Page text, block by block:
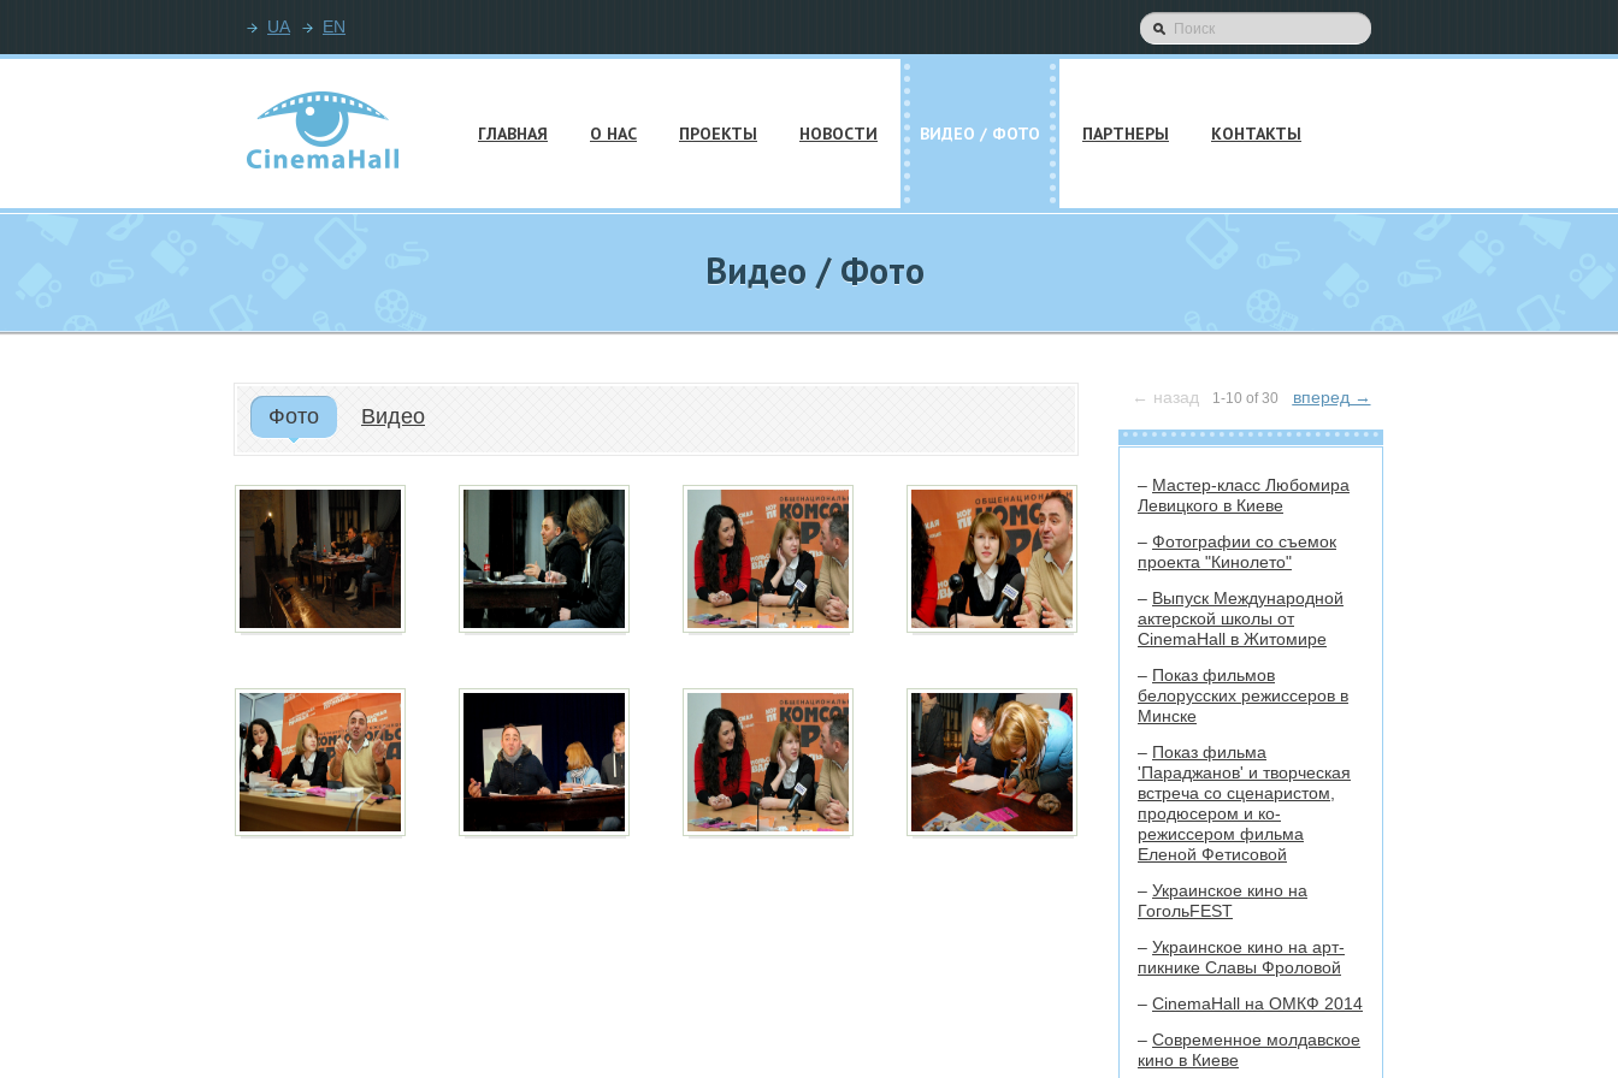
UA EN
ГЛАВНАЯ О НАС ПРОЕКТЫ НОВОСТИ ВИДЕО / ФОТО ПАРТНЕРЫ КОНТАКТЫ
Видео / Фото
Фото Видео
← назад 1-10 of 30 вперед →
– Мастер-класс Любомира
Левицкого в Киеве
– Фотографии со съемок
проекта "Кинолето"
– Выпуск Международной
актерской школы от
CinemaHall в Житомире
– Показ фильмов
белорусских режиссеров в
Минске
– Показ фильма
'Параджанов' и творческая
встреча со сценаристом,
продюсером и ко-
режиссером фильма
Еленой Фетисовой
– Украинское кино на
ГогольFEST
– Украинское кино на арт-
пикнике Славы Фроловой
– CinemaHall на ОМКФ 2014
– Современное молдавское
кино в Киеве